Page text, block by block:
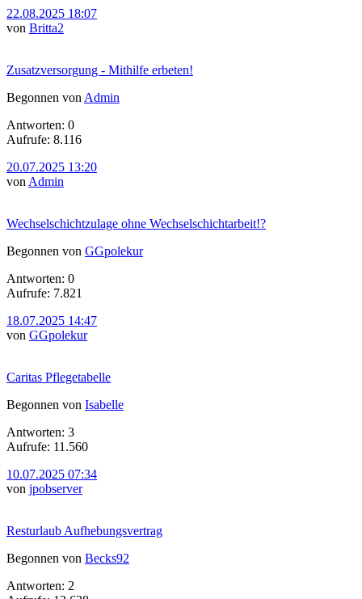
22.08.2025 18:07
von Britta2
Zusatzversorgung - Mithilfe erbeten!
Begonnen von Admin
Antworten: 0
Aufrufe: 8.116
20.07.2025 13:20
von Admin
Wechselschichtzulage ohne Wechselschichtarbeit!?
Begonnen von GGpolekur
Antworten: 0
Aufrufe: 7.821
18.07.2025 14:47
von GGpolekur
Caritas Pflegetabelle
Begonnen von Isabelle
Antworten: 3
Aufrufe: 11.560
10.07.2025 07:34
von jpobserver
Resturlaub Aufhebungsvertrag
Begonnen von Becks92
Antworten: 2